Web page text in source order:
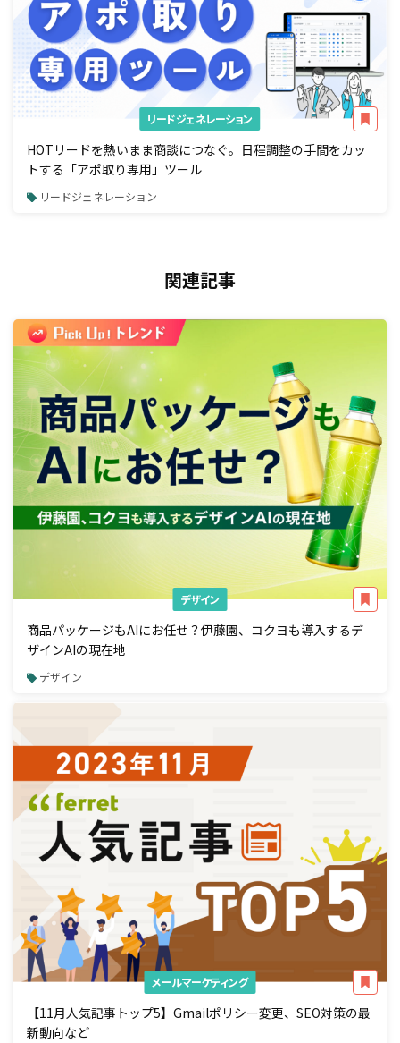
リードジェネレーション
HOTリードを熱いまま商談につなぐ。日程調整の手間をカッ
トする「アポ取り専用」ツール
リードジェネレーション
関連記事
デザイン
商品パッケージもAIにお任せ？伊藤園、コクヨも導入するデ
ザインAIの現在地
デザイン
メールマーケティング
【11月人気記事トップ5】Gmailポリシー変更、SEO対策の最
新動向など